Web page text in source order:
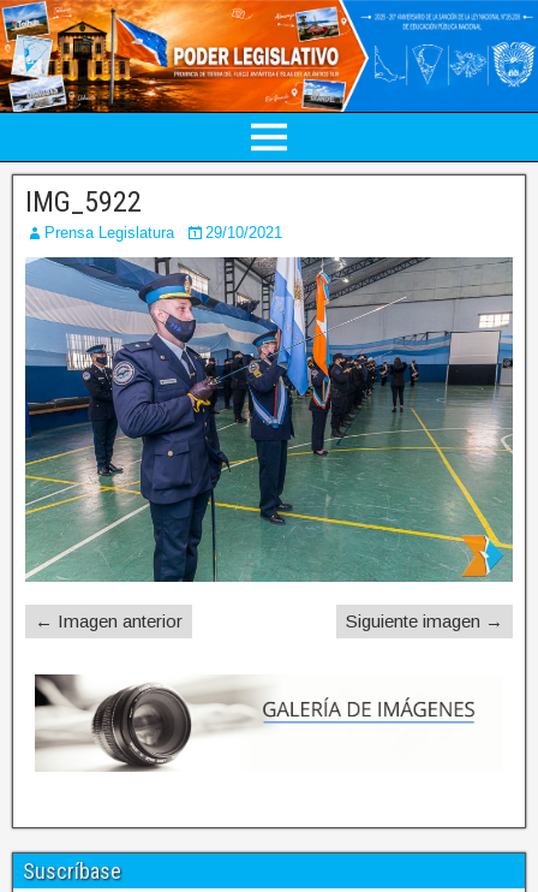
IMG_5922
Prensa Legislatura 29/10/2021
← Imagen anterior Siguiente imagen →
Suscríbase